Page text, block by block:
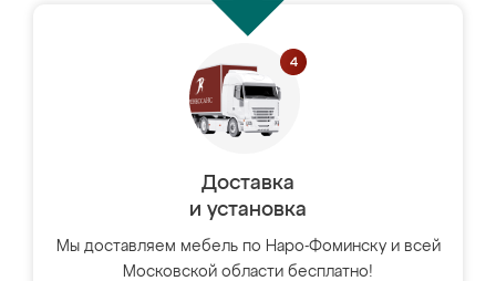
Доставка
и установка
Мы доставляем мебель по Наро-Фоминску и всей
Московской области бесплатно!